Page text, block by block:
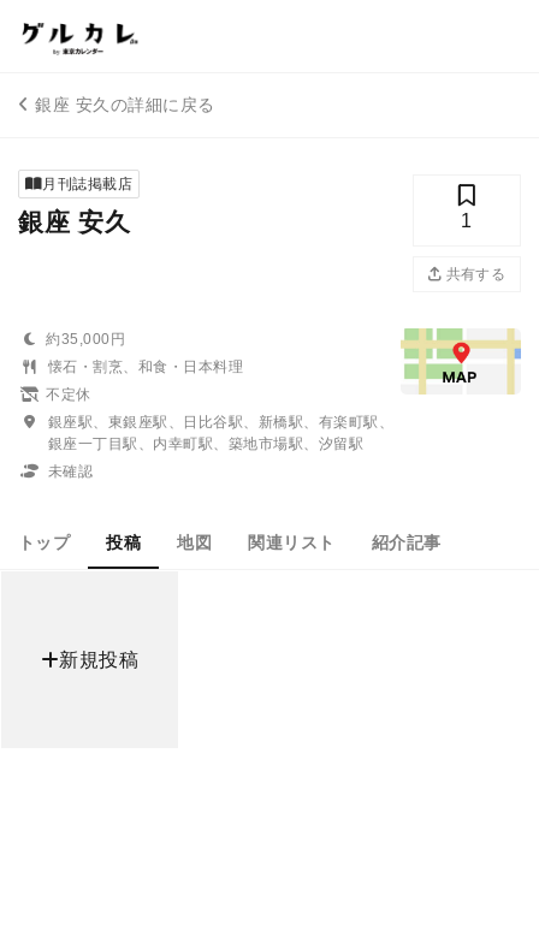
銀座 安久の詳細に戻る
月刊誌掲載店
銀座 安久 1
共有する
約35,000円
懐石・割烹、和食・日本料理
不定休
銀座駅、東銀座駅、日比谷駅、新橋駅、有楽町駅、
銀座一丁目駅、内幸町駅、築地市場駅、汐留駅
未確認
トップ 投稿 地図 関連リスト 紹介記事
新規投稿